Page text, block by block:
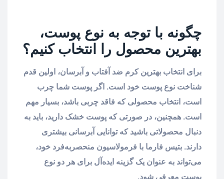
چگونه با توجه به نوع پوست،
بهترین محصول را انتخاب کنیم؟
برای انتخاب بهترین کرم ضد آفتاب و آبرسان، اولین قدم
شناخت نوع پوست خود است. اگر پوست شما چرب
است، انتخاب محصولی که فاقد چربی باشد، بسیار مهم
است. همچنین، در صورتی که پوست خشک دارید، باید به
دنبال محصولاتی باشید که توانایی آبرسانی بیشتری
دارند. بتیس فارما با فرمولاسیون منحصربه‌فرد خود،
می‌تواند به عنوان یک گزینه ایده‌آل برای هر دو نوع
پوست معرفی شود.